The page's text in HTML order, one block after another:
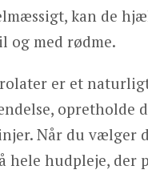
kan de
og med rødme.
er et
opretholde
Når du vælger
hele hudpleje, der